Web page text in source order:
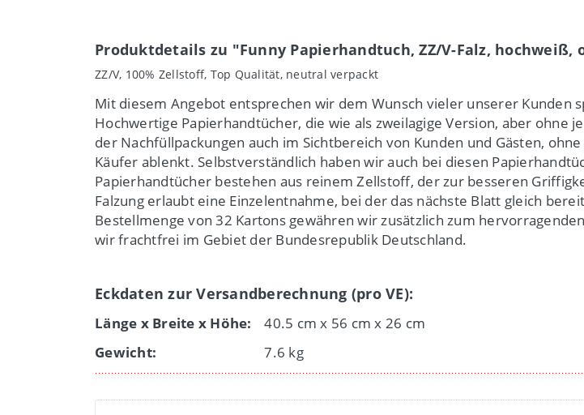
Produktdetails zu "Funny Papierhandtuch, ZZ/V-Falz, hochweiß,
ZZ/V, 100% Zellstoff, Top Qualität, neutral verpackt
Mit diesem Angebot entsprechen wir dem Wunsch vieler unserer Kunden
Hochwertige Papierhandtücher, die wie als zweilagige Version, aber ohne
der Nachfüllpackungen auch im Sichtbereich von Kunden und Gästen,
Käufer ablenkt. Selbstverständlich haben wir auch bei diesen
Papierhandtücher bestehen aus reinem Zellstoff, der zur besseren
Falzung erlaubt eine Einzelentnahme, bei der das nächste Blatt gleich
Bestellmenge von 32 Kartons gewähren wir zusätzlich zum
wir frachtfrei im Gebiet der Bundesrepublik Deutschland.
Eckdaten zur Versandberechnung (pro VE):
Länge x Breite x Höhe:
40.5 cm x 56 cm x 26 cm
Gewicht:
7.6 kg